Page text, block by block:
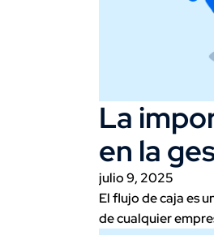
La
en la
julio 9, 2025
El flujo de caja es
de cualquier